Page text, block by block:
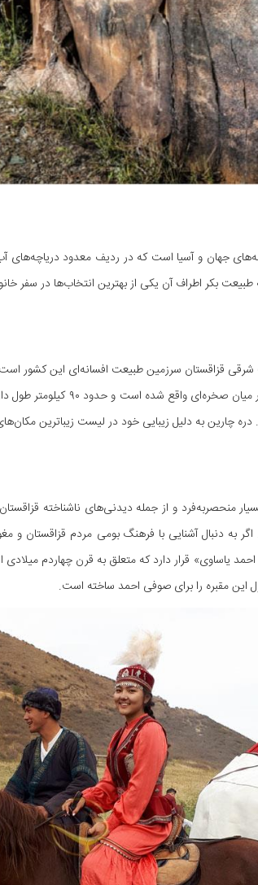
جهان و آسیا است که در ردیف معدود دریاچه‌های
بکر اطراف آن یکی از بهترین انتخاب‌ها در سفر
شرقی قزاقستان سرزمین طبیعت افسانه‌ای این کشور
زیبایی را باور نخواهد کرد.
دره چارین به دلیل زیبایی خود در لیست زیباترین
منحصربه‌فرد و از جمله دیدنی‌های ناشناخته
به دنبال آشنایی با فرهنگ بومی مردم قزاقستان و
یاساوی» قرار دارد که متعلق به قرن چهاردم
این مقبره را برای صوفی احمد ساخته است.